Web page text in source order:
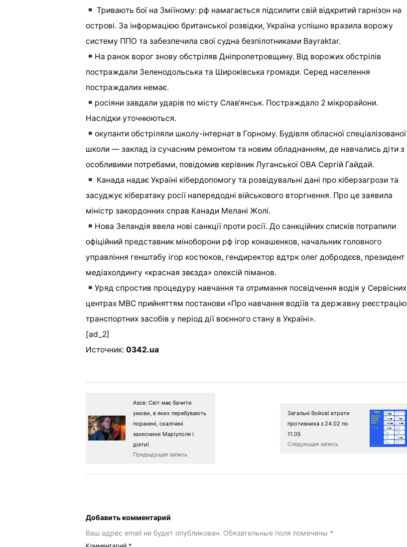
Тривають бої на Зміїному: рф намагається підсилити свій відкритий гарнізон на
острові. За інформацією британської розвідки, Україна успішно вразила ворожу
систему ППО та забезпечила свої судна безпілотниками Bayraktar.
На ранок ворог знову обстріляв Дніпропетровщину. Від ворожих обстрілів
постраждали Зеленодольська та Широківська громади. Серед населення
постраждалих немає.
росіяни завдали ударів по місту Слав‘янськ. Постраждало 2 мікрорайони.
Наслідки уточнюються.
окупанти обстріляли школу-інтернат в Горному. Будівля обласної спеціалізованої
школи — заклад із сучасним ремонтом та новим обладнанням, де навчались діти з
особливими потребами, повідомив керівник Луганської ОВА Сергій Гайдай.
Канада надає Україні кібердопомогу та розвідувальні дані про кіберзагрози та
засуджує кібератаку росії напередодні військового вторгнення. Про це заявила
міністр закордонних справ Канади Мелані Жолі.
Нова Зеландія ввела нові санкції проти росії. До санкційних списків потрапили
офіційний представник міноборони рф ігор конашенков, начальник головного
управління генштабу ігор костюков, гендиректор вдтрк олег добродєєв, президент
медіахолдингу «красная звєзда» олексій піманов.
Уряд спростив процедуру навчання та отримання посвідчення водія у Сервісних
центрах МВС прийняттям постанови «Про навчання водіїв та державну реєстрацію
транспортних засобів у період дії воєнного стану в Україні».
[ad_2]
Источник: 0342.ua
Азов: Світ має бачити
умови, в яких перебувають
поранені, скалічені
захисники Маріуполя і
діяти!
Предыдущая запись
Загальні бойові втрати
противника з 24.02 по
11.05
Следующая запись
Добавить комментарий
Ваш адрес email не будет опубликован. Обязательные поля помечены *